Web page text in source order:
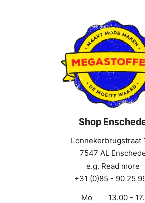
Shop
Lonnekerbrugstraat
7547 AL
e.g. Read more
+31 (0)85 - 90 25
Mo
13.00 -